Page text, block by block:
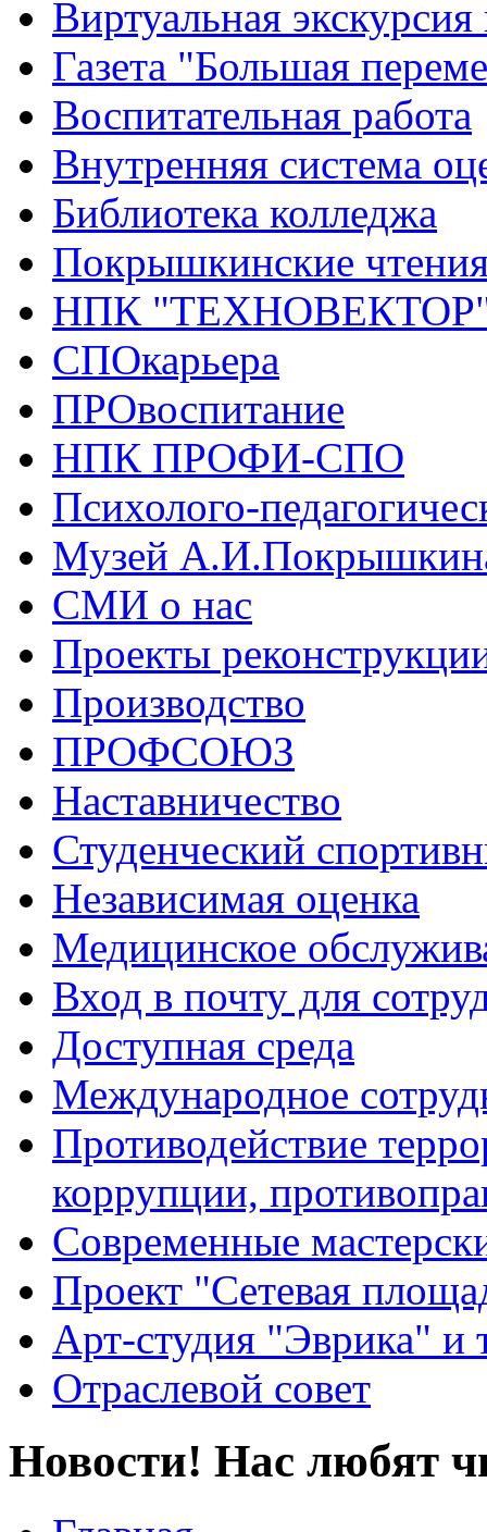
Виртуальная
Газета "Большая
Воспитательная работа
Внутренняя система
Библиотека колледжа
Покрышкинские
НПК
СПОкарьера
ПРОвоспитание
НПК ПРОФИ-СПО
Психолого-
Музей
СМИ о нас
Проекты
Производство
ПРОФСОЮЗ
Наставничество
Студенческий
Независимая оценка
Медицинское
Вход в почту для
Доступная среда
Международное
Противодействие
коррупции,
Современные
Проект "Сетевая
Арт-студия "Эврика" и
Отраслевой совет
Новости! Нас любят